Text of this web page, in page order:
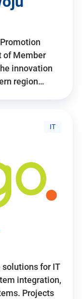
of Member
innovation
region…
IT
solutions for IT
integration,
Projects